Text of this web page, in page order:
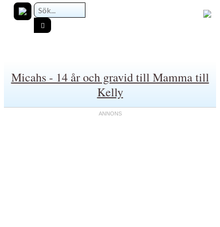
Micahs - 14 år och gravid till Mamma till
Kelly